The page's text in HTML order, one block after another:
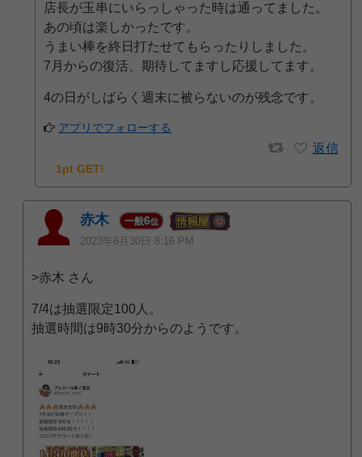
店長が玉串にいらっしゃった時は通ってました。
あの頃は楽しかったです。
うまい棒を終日打たせてもらったりしました。
7月からの復活、期待してますし応援してます。
4の日がしばらく週末に被らないのが残念です。
アプリでフォローする
返信
1pt GET!
赤木 一般6位
2023年6月30日 8:16 PM
>赤木 さん
7/4は抽選限定100人。
抽選時間は9時30分からのようです。